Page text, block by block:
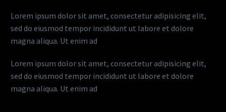
Lorem ipsum dolor sit amet, consectetur adipisicing elit,
sed do eiusmod tempor incididunt ut labore et dolore
magna aliqua. Ut enim ad
Lorem ipsum dolor sit amet, consectetur adipisicing elit,
sed do eiusmod tempor incididunt ut labore et dolore
magna aliqua. Ut enim ad